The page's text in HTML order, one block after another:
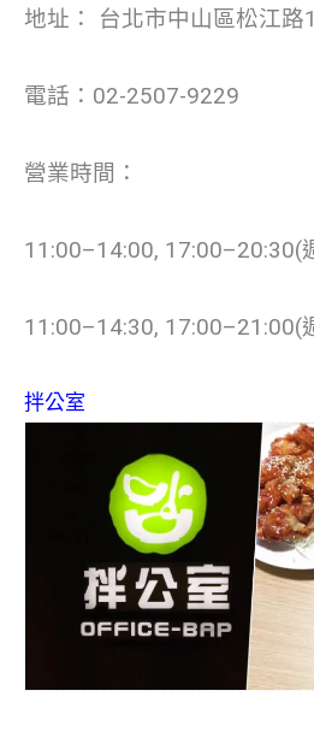
地址： 台北市中山區松江路
電話：02-2507-9229
營業時間：
11:00–14:00, 17:00–20:30(
11:00–14:30, 17:00–21:00(
拌公室